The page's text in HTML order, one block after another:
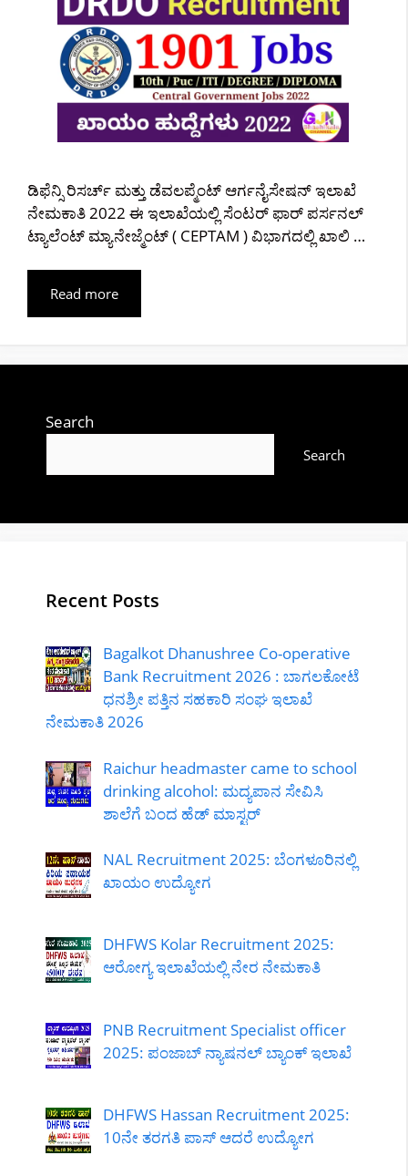
ಡಿಫೆನ್ಸಿ ರಿಸರ್ಚ್ ಮತ್ತು ಡೆವಲಪ್ಮೆಂಟ್ ಆರ್ಗನೈಸೇಷನ್ ಇಲಾಖೆ
ನೇಮಕಾತಿ 2022 ಈ ಇಲಾಖೆಯಲ್ಲಿ ಸೆಂಟರ್ ಫಾರ್ ಪರ್ಸನಲ್
ಟ್ಯಾಲೆಂಟ್ ಮ್ಯಾನೇಜ್ಮೆಂಟ್ ( CEPTAM ) ವಿಭಾಗದಲ್ಲಿ ಖಾಲಿ …
Read more
Search
Search
Recent Posts
Bagalkot Dhanushree Co-operative
Bank Recruitment 2026 : ಬಾಗಲಕೋಟೆ
ಧನಶ್ರೀ ಪತ್ತಿನ ಸಹಕಾರಿ ಸಂಘ ಇಲಾಖೆ
ನೇಮಕಾತಿ 2026
Raichur headmaster came to school
drinking alcohol: ಮದ್ಯಪಾನ ಸೇವಿಸಿ
ಶಾಲೆಗೆ ಬಂದ ಹೆಡ್ ಮಾಸ್ಟರ್
NAL Recruitment 2025: ಬೆಂಗಳೂರಿನಲ್ಲಿ
ಖಾಯಂ ಉದ್ಯೋಗ
DHFWS Kolar Recruitment 2025:
ಆರೋಗ್ಯ ಇಲಾಖೆಯಲ್ಲಿ ನೇರ ನೇಮಕಾತಿ
PNB Recruitment Specialist officer
2025: ಪಂಜಾಬ್ ನ್ಯಾಷನಲ್ ಬ್ಯಾಂಕ್ ಇಲಾಖೆ
DHFWS Hassan Recruitment 2025:
10ನೇ ತರಗತಿ ಪಾಸ್ ಆದರೆ ಉದ್ಯೋಗ